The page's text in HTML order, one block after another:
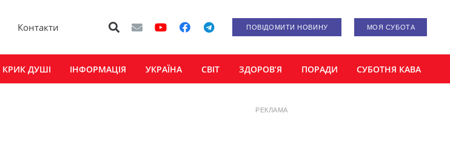
Контакти ПОВІДОМИТИ НОВИНУ МОЯ СУБОТА
КРИК ДУШІ ІНФОРМАЦІЯ УКРАЇНА СВІТ ЗДОРОВ’Я ПОРАДИ СУБОТНЯ КАВА
РЕКЛАМА